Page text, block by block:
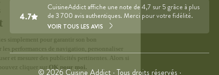
4.7
CuisineAddict affiche une note de 4,7 sur 5 grâce à plus
de 3 700 avis authentiques. Merci pour votre fidélité.
VOIR TOUS LES AVIS
© 2026 Cuisine Addict · Tous droits réservés ·